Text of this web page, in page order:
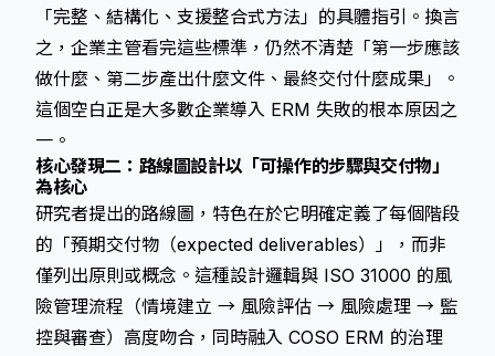
「完整、結構化、支援整合式方法」的具體指引。換言
之，企業主管看完這些標準，仍然不清楚「第一步應該
做什麼、第二步產出什麼文件、最終交付什麼成果」。
這個空白正是大多數企業導入 ERM 失敗的根本原因之
一。
核心發現二：路線圖設計以「可操作的步驟與交付物」
為核心
研究者提出的路線圖，特色在於它明確定義了每個階段
的「預期交付物（expected deliverables）」，而非
僅列出原則或概念。這種設計邏輯與 ISO 31000 的風
險管理流程（情境建立 → 風險評估 → 風險處理 → 監
控與審查）高度吻合，同時融入 COSO ERM 的治理